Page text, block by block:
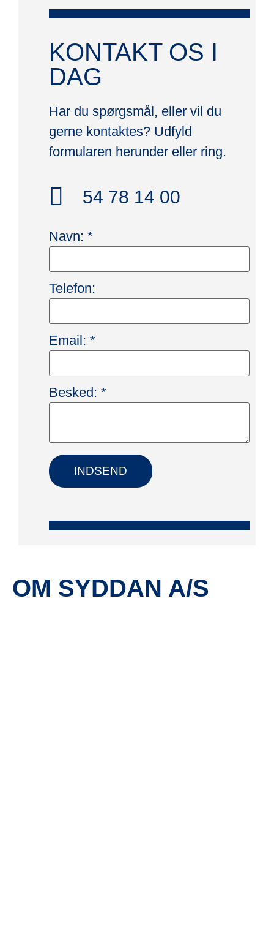
KONTAKT OS I
DAG
Har du spørgsmål, eller vil du
gerne kontaktes? Udfyld
formularen herunder eller ring.
54 78 14 00
Navn: *
Telefon:
Email: *
Besked: *
INDSEND
OM SYDDAN A/S